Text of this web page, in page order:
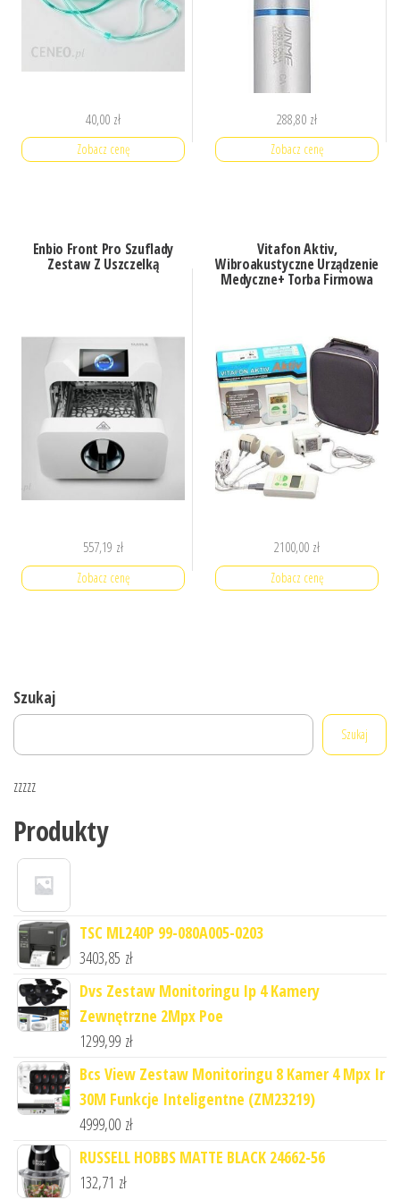
40,00 zł
Zobacz cenę
288,80 zł
Zobacz cenę
Enbio Front Pro Szuflady
Zestaw Z Uszczelką
557,19 zł
Zobacz cenę
Vitafon Aktiv,
Wibroakustyczne Urządzenie
Medyczne+ Torba Firmowa
2100,00 zł
Zobacz cenę
Szukaj
Szukaj
zzzzz
Produkty
TSC ML240P 99-080A005-0203
3403,85 zł
Dvs Zestaw Monitoringu Ip 4 Kamery
Zewnętrzne 2Mpx Poe
1299,99 zł
Bcs View Zestaw Monitoringu 8 Kamer 4 Mpx Ir
30M Funkcje Inteligentne (ZM23219)
4999,00 zł
RUSSELL HOBBS MATTE BLACK 24662-56
132,71 zł